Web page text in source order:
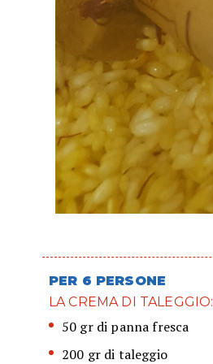
PER 6 PERSONE
LA CREMA DI TALEGGIO:
50 gr di panna fresca
200 gr di taleggio